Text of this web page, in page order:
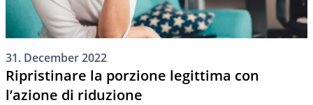
31. December 2022
Ripristinare la porzione legittima con
l’azione di riduzione